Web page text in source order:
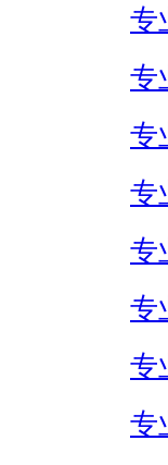
专
专
专
专
专
专
专
专